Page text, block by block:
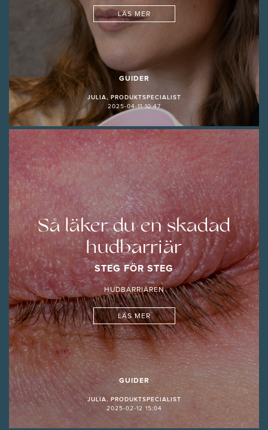
LÄS MER
GUIDER
JULIA, PRODUKTSPECIALIST
2025-04-11 10:47
Så läker du en skadad
hudbarriär
STEG FÖR STEG
HUDBARRIÄREN
LÄS MER
GUIDER
JULIA, PRODUKTSPECIALIST
2025-02-12 15:04